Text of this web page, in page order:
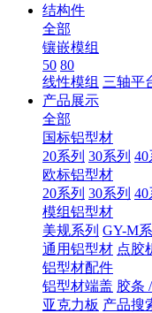
结构件
全部
镶嵌模组
50 80
线性模组 三轴平
产品展示
全部
国标铝型材
20系列 30系列 40
欧标铝型材
20系列 30系列 40
模组铝型材
美规系列 GY-M
通用铝型材 点胶
铝型材配件
铝型材端盖 胶条
亚克力板 产品搜